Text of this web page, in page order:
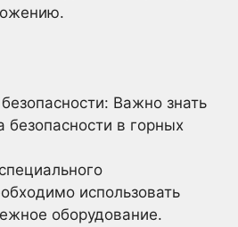
Важно знать
безопасности в горных
использовать
оборудование.